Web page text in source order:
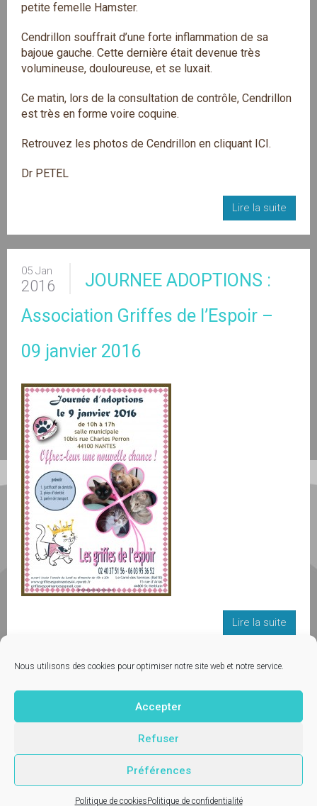
Nous utilisons des cookies pour optimiser notre site web et notre service.
Accepter
Refuser
Préférences
Politique de cookiesPolitique de confidentialité
petite femelle Hamster.
Cendrillon souffrait d’une forte inflammation de sa
bajoue gauche. Cette dernière était devenue très
volumineuse, douloureuse, et se luxait.
Ce matin, lors de la consultation de contrôle, Cendrillon
est très en forme voire coquine.
Retrouvez les photos de Cendrillon en cliquant ICI.
Dr PETEL
Lire la suite
05 Jan
2016
JOURNEE ADOPTIONS :
Association Griffes de l’Espoir –
09 janvier 2016
Lire la suite
1 11
© Vetup - logiciel vétérinaire